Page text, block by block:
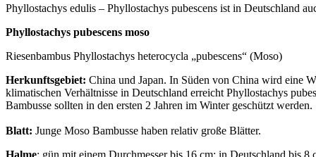
Phyllostachys edulis – Phyllostachys pubescens ist in Deutschland
Phyllostachys pubescens moso
Riesenbambus Phyllostachys heterocycla „pubescens“ (Moso)
Herkunftsgebiet: China und Japan. In Süden von China wird eine
klimatischen Verhältnisse in Deutschland erreicht Phyllostachys
Bambusse sollten in den ersten 2 Jahren im Winter geschützt werden.
Blatt: Junge Moso Bambusse haben relativ große Blätter.
Halme: gün mit einem Durchmesser bis 16 cm; in Deutschland bis 8